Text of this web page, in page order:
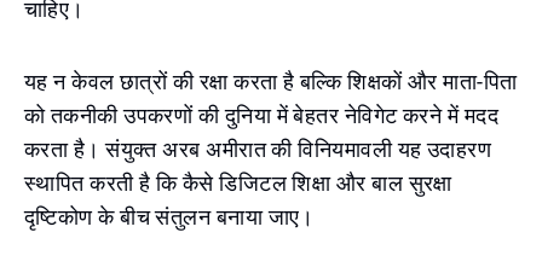
चाहिए।
यह न केवल छात्रों की रक्षा करता है बल्कि शिक्षकों और माता-पिता
को तकनीकी उपकरणों की दुनिया में बेहतर नेविगेट करने में मदद
करता है। संयुक्त अरब अमीरात की विनियमावली यह उदाहरण
स्थापित करती है कि कैसे डिजिटल शिक्षा और बाल सुरक्षा
दृष्टिकोण के बीच संतुलन बनाया जाए।